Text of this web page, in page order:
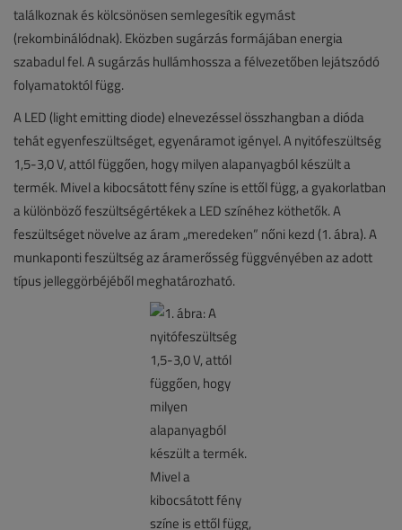
találkoznak és kölcsönösen semlegesítik egymást
(rekombinálódnak). Eközben sugárzás formájában energia
szabadul fel. A sugárzás hullámhossza a félvezetőben lejátszódó
folyamatoktól függ.
A LED (light emitting diode) elnevezéssel összhangban a dióda
tehát egyenfeszültséget, egyenáramot igényel. A nyitófeszültség
1,5-3,0 V, attól függően, hogy milyen alapanyagból készült a
termék. Mivel a kibocsátott fény színe is ettől függ, a gyakorlatban
a különböző feszültségértékek a LED színéhez köthetők. A
feszültséget növelve az áram „meredeken” nőni kezd (1. ábra). A
munkaponti feszültség az áramerősség függvényében az adott
típus jelleggörbéjéből meghatározható.